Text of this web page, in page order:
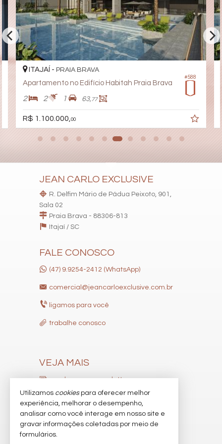
Elevador
Pet Place
Coworking
Deck Molhado
Espaço Zen
Pìscina Térmica
Sala de Reunião
Entrada para Banhistas
Hidromassagem
#588
ITAJAÍ - PRAIA BRAVA
Apartamento no Edifício Habitah Praia Brava
2 2 1 63,77
R$ 1.100.000, 00
JEAN CARLO EXCLUSIVE
R. Delfim Mário de Pádua Peixoto, 901,
Sala 02
Praia Brava - 88306-813
Itajaí / SC
FALE CONOSCO
(47) 9.9254-2412 (WhatsApp)
comercial@jeancarloexclusive.com.br
ligamos para você
trabalhe conosco
VEJA MAIS
receba nosso newsletter
indicadores financeiros
cadastre seu imóvel
imóveis favoritos
Utilizamos cookiespara oferecer melhor
experiência, melhorar o desempenho,
analisar como você interage em nosso site e
gravar informações coletadas por meio de
formulários.